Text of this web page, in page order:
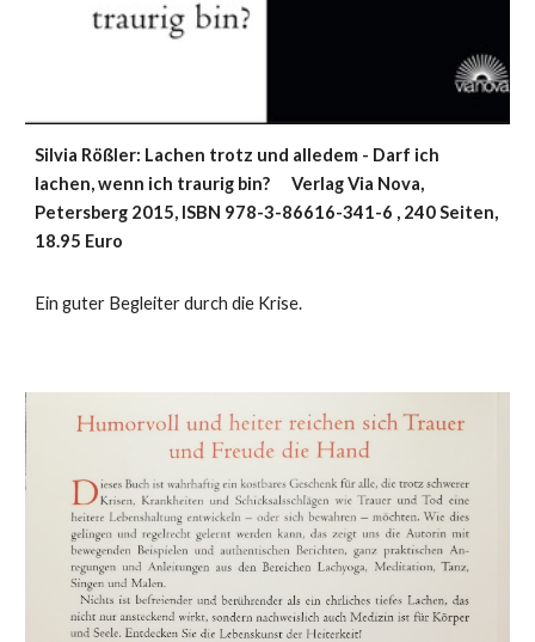
Silvia Rößler: Lachen trotz und alledem - Darf ich
lachen, wenn ich traurig bin?
Verlag Via Nova,
Petersberg 2015, ISBN 978-3-86616-341-6 , 240 Seiten,
18.95 Euro
Ein guter Begleiter durch die Krise.